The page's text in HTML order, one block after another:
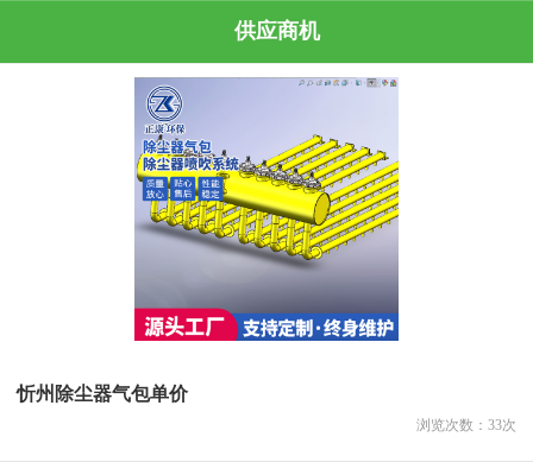
供应商机
忻州除尘器气包单价
浏览次数： 33次